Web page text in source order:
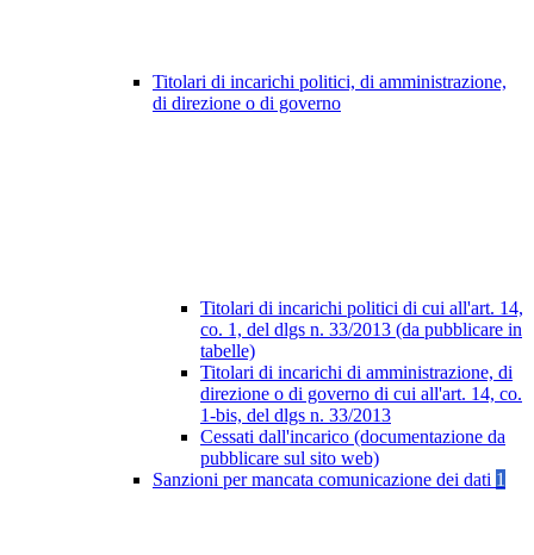
Titolari di incarichi politici, di amministrazione,
di direzione o di governo
Titolari di incarichi politici di cui all'art. 14,
co. 1, del dlgs n. 33/2013 (da pubblicare in
tabelle)
Titolari di incarichi di amministrazione, di
direzione o di governo di cui all'art. 14, co.
1-bis, del dlgs n. 33/2013
Cessati dall'incarico (documentazione da
pubblicare sul sito web)
Sanzioni per mancata comunicazione dei dati 1